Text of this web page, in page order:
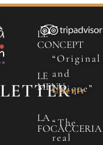
LE
CONCEPT
LE
MENU
LA
FOCACCERIA
“Original
and
Unique”
Cherfr
“The
real